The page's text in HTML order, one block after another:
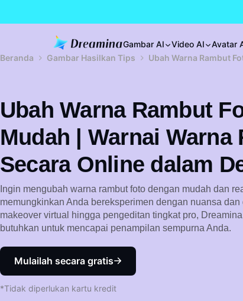
Gambar AI Video AI Avatar
Beranda
Gambar Hasilkan Tips Ubah Warna Rambut
Ubah Warna Rambut
Mudah | Warnai Warna
Secara Online dalam
Ingin mengubah warna rambut foto dengan mudah dan
memungkinkan Anda bereksperimen dengan nuansa
makeover virtual hingga pengeditan tingkat pro,
butuhkan untuk mencapai penampilan sempurna Anda.
Mulailah secara gratis
*Tidak diperlukan kartu kredit